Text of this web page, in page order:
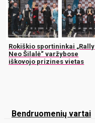
Rokiškio sportininkai „Rally
Neo Šilalė“ varžybose
iškovojo prizines vietas
Bendruomenių vartai